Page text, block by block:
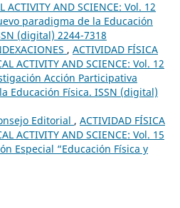
ACTIVITY AND SCIENCE: Vol. 12
paradigma de la Educación
(digital) 2244-7318
, ACTIVIDAD FÍSICA
ACTIVITY AND SCIENCE: Vol. 12
Acción Participativa
Educación Física. ISSN (digital)
Editorial , ACTIVIDAD FÍSICA
ACTIVITY AND SCIENCE: Vol. 15
Especial “Educación Física y